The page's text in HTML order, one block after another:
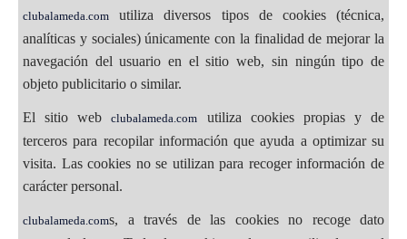
clubalameda.com utiliza diversos tipos de cookies (técnica,
analíticas y sociales) únicamente con la finalidad de mejorar la
navegación del usuario en el sitio web, sin ningún tipo de
objeto publicitario o similar.
El sitio webclubalameda.com utiliza cookies propias y de
terceros para recopilar información que ayuda a optimizar su
visita. Las cookies no se utilizan para recoger información de
carácter personal.
clubalameda.coms, a través de las cookies no recoge dato